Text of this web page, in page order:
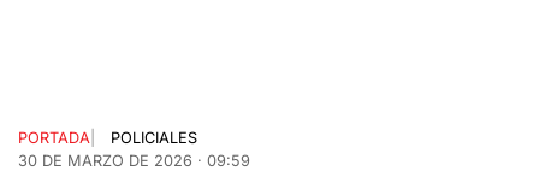
PORTADA
POLICIALES
30 DE MARZO DE 2026 · 09:59